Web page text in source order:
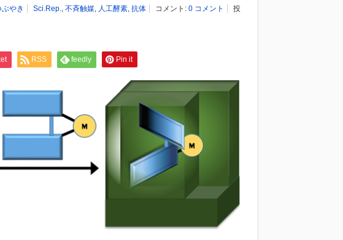
やき Sci.Rep., 不斉触媒, 人工酵素, 抗体 コメント: 0 コメント
投
RSS feedly Pin it